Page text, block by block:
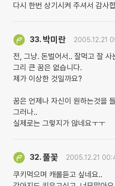
다시 한번 상기시켜 주셔서 감사
33. 박미란 2005.12.21
전, 그냥. 돈벌어서.. 잘먹고 잘 사
그리 큰 꿈은 없습니다.
제가 이상한 것일까요?
꿈은 언제나 자신이 원하는것을
그러나..
실제로는 그렇지가 않네요ㅜㅜ
32.풀꽃 2005.12.21
쿠키먹으며 캐롤듣고 싶네요..